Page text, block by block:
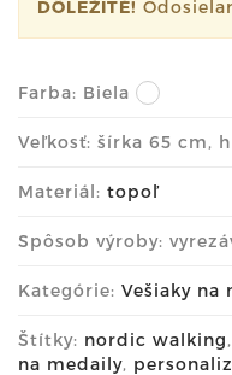
DÔLEŽITÉ!
Farba: Biela
Veľkosť: šírka 65 cm,
Materiál: topoľ
Spôsob výroby:
Kategórie: Vešiaky na
Štítky: nordic walking,
na medaily,